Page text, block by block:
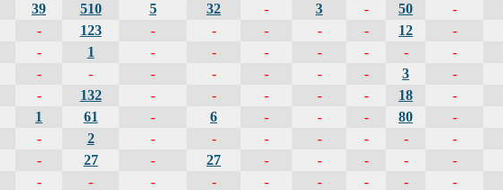
39 510 5 32 - 3 - 50
-
- 123 - - - - - 12
-
- 1 - - - - - -
-
- - - - - - - 3
-
- 132 - - - - - 18
-
1 61 - 6 - - - 80
-
- 2 - - - - - -
-
- 27 - 27 - - - -
-
- - - - - - - -
-